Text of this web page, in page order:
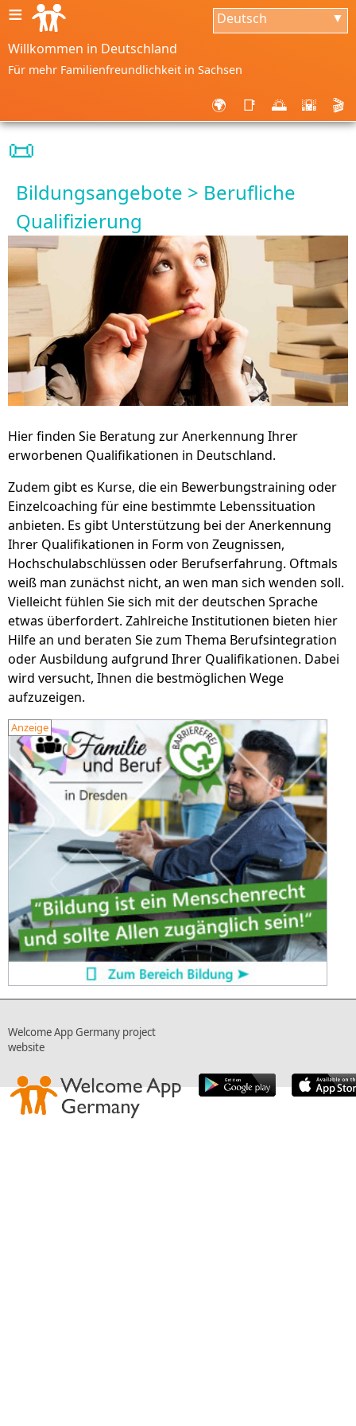
≡ Deutsch ▼
Willkommen in Deutschland
Für mehr Familienfreundlichkeit in Sachsen
🌍 📑 🌅 🌇 🎬
📜
Bildungsangebote > Berufliche
Qualifizierung
Hier finden Sie Beratung zur Anerkennung Ihrer
erworbenen Qualifikationen in Deutschland.
Zudem gibt es Kurse, die ein Bewerbungstraining oder
Einzelcoaching für eine bestimmte Lebenssituation
anbieten. Es gibt Unterstützung bei der Anerkennung
Ihrer Qualifikationen in Form von Zeugnissen,
Hochschulabschlüssen oder Berufserfahrung. Oftmals
weiß man zunächst nicht, an wen man sich wenden soll.
Vielleicht fühlen Sie sich mit der deutschen Sprache
etwas überfordert. Zahlreiche Institutionen bieten hier
Hilfe an und beraten Sie zum Thema Berufsintegration
oder Ausbildung aufgrund Ihrer Qualifikationen. Dabei
wird versucht, Ihnen die bestmöglichen Wege
aufzuzeigen.
Anzeige
Welcome App Germany project
website